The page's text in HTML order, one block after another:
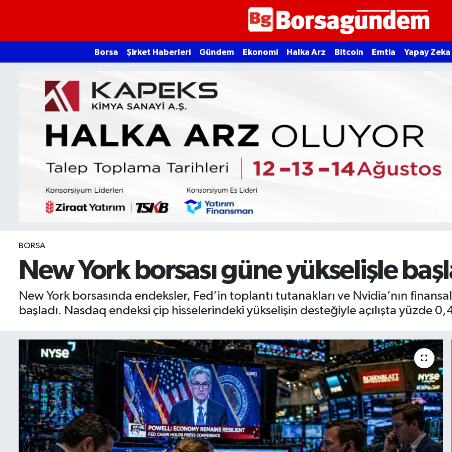
Borsa Şirket Haberleri Gündem Ekonomi Halka Arz Bitcoin Emtia Yapay Zeka
BORSA
New York borsası güne yükselişle
New York borsasında endeksler, Fed’in toplantı tutanakları ve Nvidia’nın
başladı. Nasdaq endeksi çip hisselerindeki yükselişin desteğiyle açılışta yüzde
Ekonomi
Emtia
Şirket Haberleri
BIST 100 Isı Haritası
Coin Isı Haritası
Ekonomik Takvim
Gizlilik Sözleşmesi
Hakkımızda
İletişim